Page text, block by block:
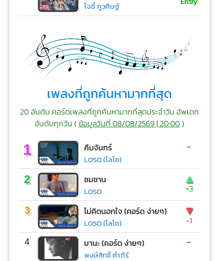
โจอี้ ภูวศิษฐ์
เพลงที่ถูกค้นหามากที่สุด
20 อันดับ คอร์ดเพลงที่ถูกค้นหามากที่สุดประจำวัน อัพเดท
อันดับทุกวัน (ข้อมูลวันที่ 08/08/2569 | 20:00)
1 คืนจันทร์
LOSO (โลโซ)
-
2 ซมซาน
LOSO
▲
+3
3 ไม่คิดนอกใจ (คอร์ด ง่ายๆ)
LOSO (โลโซ)
▼
-1
4 มานะ (คอร์ด ง่ายๆ)
พงษ์สิทธิ์ คำภีร์
-